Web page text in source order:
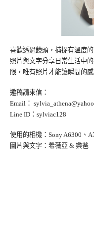
喜歡透過鏡頭，捕捉有溫度
照片與文字分享日常生活中
限，唯有照片才能讓瞬間的
邀稿請來信：
Email：
Line ID：sylviac128
使用的相機：Sony A6300、
圖片與文字：希薇亞 & 樂爸